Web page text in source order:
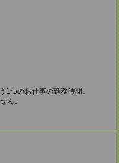
1つのお仕事の勤務時間。
ん。